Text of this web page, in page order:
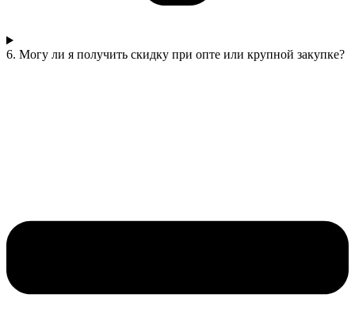
6. Могу ли я получить скидку при опте или крупной закупке?